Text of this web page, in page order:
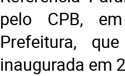
pelo CPB,
Prefeitura,
inaugurada em